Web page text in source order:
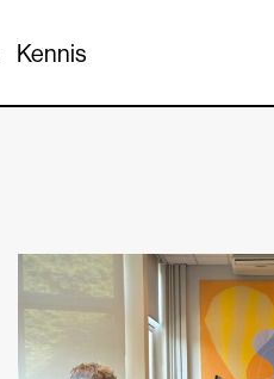
Kennis